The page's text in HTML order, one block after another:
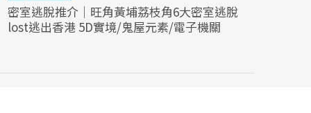
密室逃脫推介｜旺角黃埔荔枝角6大密室逃脫
lost逃出香港 5D實境/鬼屋元素/電子機關